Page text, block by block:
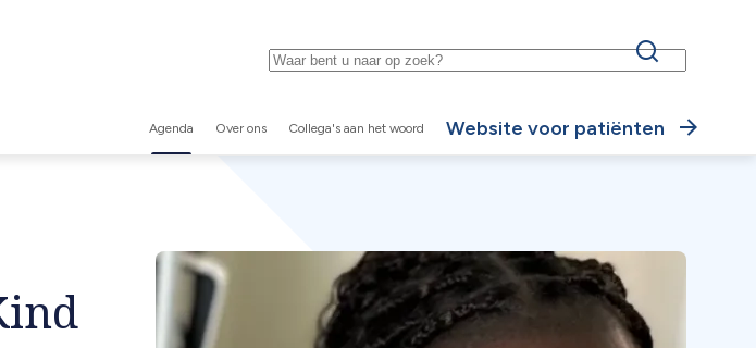
Secundaire
Agenda Over ons Collega's aan het woord Website voor patiënten
Keywords